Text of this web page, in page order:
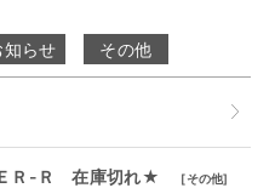
知らせ その他
Ｒ-Ｒ 在庫切れ★ [その他]